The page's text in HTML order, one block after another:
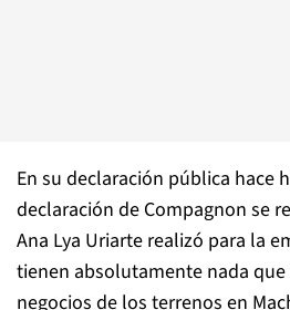
En su declaración pública hace
declaración de Compagnon se
Ana Lya Uriarte realizó para la
tienen absolutamente nada
negocios de los terrenos en